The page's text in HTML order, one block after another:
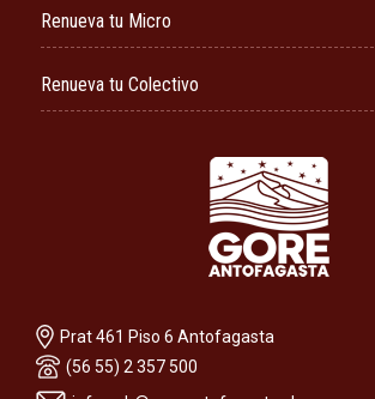
Renueva tu Micro
Renueva tu Colectivo
Prat 461 Piso 6 Antofagasta
(56 55) 2 357 500